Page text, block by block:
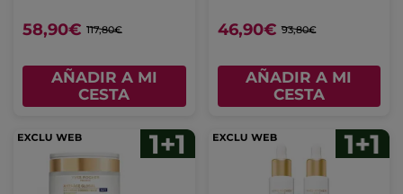
58,90€ 117,80€
AÑADIR A MI
CESTA
46,90€ 93,80€
AÑADIR A MI
CESTA